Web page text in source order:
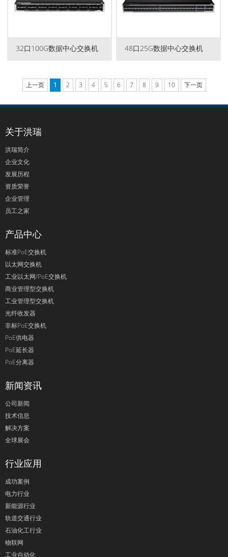
32口100G数据中心交换机 48口25G数据中心交换机
上一页 1 2 3 4 5 6 7 8 9 10 下一页
关于洪瑞
洪瑞简介
企业文化
发展历程
资质荣誉
企业管理
员工之家
产品中心
标准PoE交换机
以太网交换机
工业以太网/PoE交换机
商业管理型交换机
工业管理型交换机
光纤收发器
非标PoE交换机
PoE供电器
PoE延长器
PoE分离器
新闻资讯
公司新闻
技术信息
解决方案
全球展会
行业应用
成功案例
电力行业
新能源行业
轨道交通行业
石油化工行业
物联网
工业自动化